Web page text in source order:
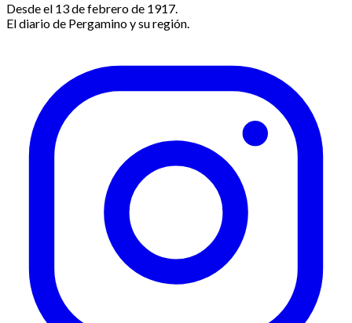
Desde el 13 de febrero de 1917.
El diario de Pergamino y su región.